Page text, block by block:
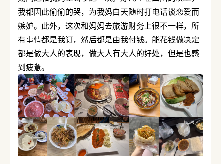
我都因此偷偷的哭，为我妈白天随时打电话谈恋爱而
嫉妒。此外，这次和妈妈去旅游财务上很不一样，所
有事情都是我订，然后都是由我付钱。能花钱做决定
都是做大人的表现，做大人有大人的好处，但是也感
到疲惫。